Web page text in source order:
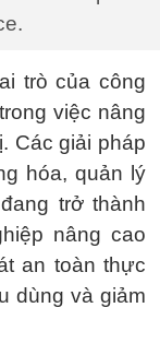
trò của công
việc nâng
Các giải pháp
hóa, quản lý
trở thành
nâng cao
an toàn thực
dùng và giảm